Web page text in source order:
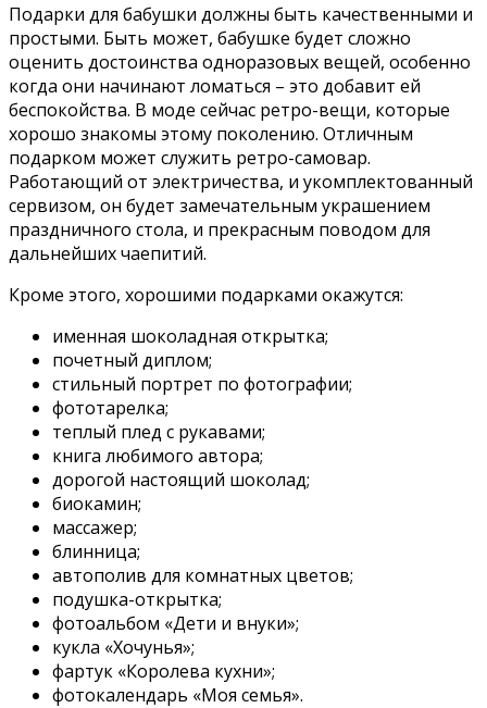
Подарки для бабушки должны быть качественными и
простыми. Быть может, бабушке будет сложно
оценить достоинства одноразовых вещей, особенно
когда они начинают ломаться – это добавит ей
беспокойства. В моде сейчас ретро-вещи, которые
хорошо знакомы этому поколению. Отличным
подарком может служить ретро-самовар.
Работающий от электричества, и укомплектованный
сервизом, он будет замечательным украшением
праздничного стола, и прекрасным поводом для
дальнейших чаепитий.
Кроме этого, хорошими подарками окажутся:
именная шоколадная открытка;
почетный диплом;
стильный портрет по фотографии;
фототарелка;
теплый плед с рукавами;
книга любимого автора;
дорогой настоящий шоколад;
биокамин;
массажер;
блинница;
автополив для комнатных цветов;
подушка-открытка;
фотоальбом «Дети и внуки»;
кукла «Хочунья»;
фартук «Королева кухни»;
фотокалендарь «Моя семья».